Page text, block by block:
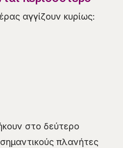
αγγίζουν κυρίως:
στο δεύτερο
πλανήτες